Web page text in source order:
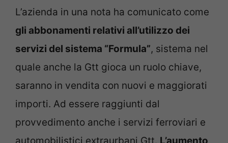
L’azienda in una nota ha comunicato come
gli abbonamenti relativi all’utilizzo dei
servizi del sistema “Formula”, sistema nel
quale anche la Gtt gioca un ruolo chiave,
saranno in vendita con nuovi e maggiorati
importi. Ad essere raggiunti dal
provvedimento anche i servizi ferroviari e